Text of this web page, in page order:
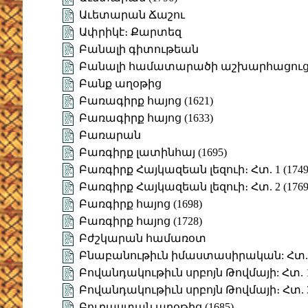
Աւետարան Ճաշու
Ափրիկէ։ Քարտեզ
Բանալի գիտութեան
Բանալի համատարածի
Բանք աղօթից
Բառագիրք հայոց (1621)
Բառագիրք հայոց (1633)
Բառարան
Բառգիրք լատինհայ (1695)
Բառգիրք Հայկազեան լեզուի։ Հտ. 1
Բառգիրք Հայկազեան լեզուի։ Հտ. 2
Բառգիրք հայոց (1698)
Բառգիրք հայոց (1728)
Բժշկարան համառօտ
Բնաբանութիւն իմաստասիրական: Հտ.
Բովանդակութիւն սրբոյն Թովմայի: Հտ.
Բովանդակութիւն սրբոյն Թովմայի։ Հտ.